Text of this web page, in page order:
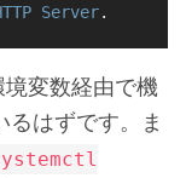
Server
境変数経由で機
るはずです。ま